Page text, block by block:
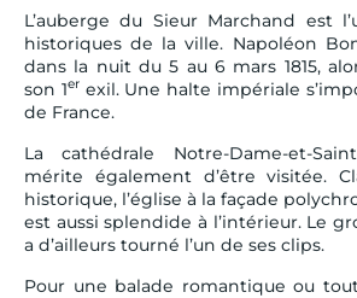
L’auberge du Sieur Marchand est
historiques de la ville. Napoléon
dans la nuit du 5 au 6 mars 1815,
son 1erexil. Une halte impériale
de France.
La cathédrale Notre-Dame-et-
mérite également d’être visitée.
historique, l’église à la façade
est aussi splendide à l’intérieur. Le
a d’ailleurs tourné l’un de ses clips.
Pour une balade romantique ou